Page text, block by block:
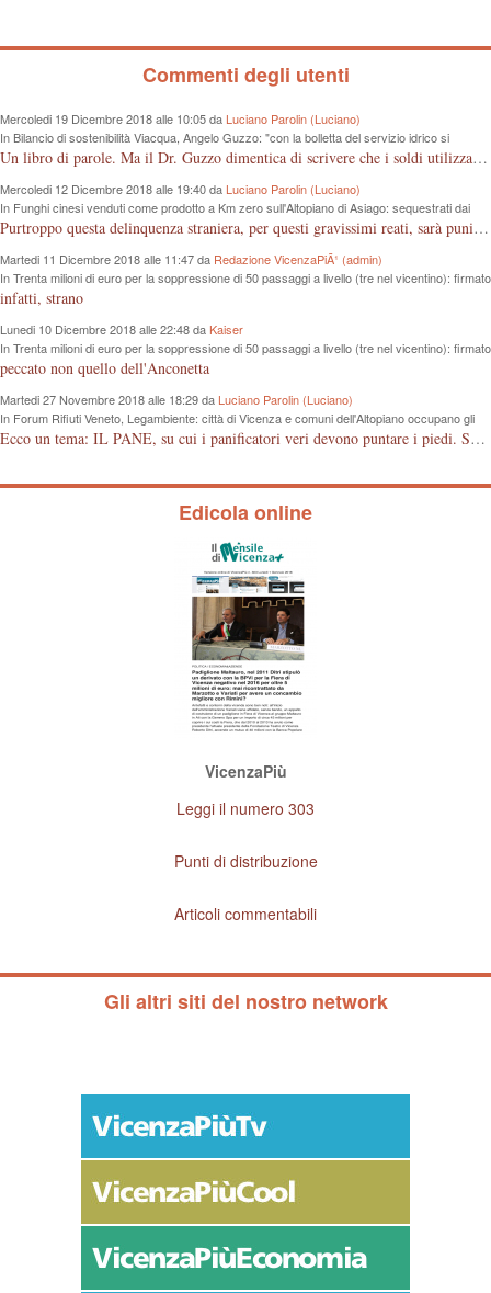
Commenti degli utenti
Mercoledi 19 Dicembre 2018 alle 10:05 da Luciano Parolin (Luciano)
In Bilancio di sostenibilità Viacqua, Angelo Guzzo: "con la bolletta del servizio idrico si
proteggono i fiumi dall'inquinamento"
Un libro di parole. Ma il Dr. Guzzo dimentica di scrivere che i soldi utilizzati sono quelli dei cittadini, in questo caso consumatori, che pagano tutto dalla fognatura, alle sedi "ergonomiche", all'IVA. Almeno un grazie ai contribuenti Vicentini!
Mercoledi 12 Dicembre 2018 alle 19:40 da Luciano Parolin (Luciano)
In Funghi cinesi venduti come prodotto a Km zero sull'Altopiano di Asiago: sequestrati dai
Forestali 100 Kg da 8 mila euro
Purtroppo questa delinquenza straniera, per questi gravissimi reati, sarà punita "forse" e solo come frode commerciale. La colpa è nostra che compriamo cineserie, senza sapere leggere un marchio o controllare le etichette, loro, quelli dell'est "Europei" ci sguazzano con i nostri prodotti, vanno e vengono dal confine con la roba nostra, ma nessuno controlla...poverini ! Mala tempora currunt.
Martedi 11 Dicembre 2018 alle 11:47 da Redazione VicenzaPiÃ¹ (admin)
In Trenta milioni di euro per la soppressione di 50 passaggi a livello (tre nel vicentino): firmato
protocollo d’intesa tra Regione e Rfi
infatti, strano
Lunedi 10 Dicembre 2018 alle 22:48 daKaiser
In Trenta milioni di euro per la soppressione di 50 passaggi a livello (tre nel vicentino): firmato
protocollo d’intesa tra Regione e Rfi
peccato non quello dell'Anconetta
Martedi 27 Novembre 2018 alle 18:29 da Luciano Parolin (Luciano)
In Forum Rifiuti Veneto, Legambiente: città di Vicenza e comuni dell'Altopiano occupano gli
ultimi posti nella raccolta differenziata
Ecco un tema: IL PANE, su cui i panificatori veri devono puntare i piedi. Se il pane è fresco vuol dire di giornata. Il consumatore deve avere la garanzia dell'acquisto, il controllo deve avvenire anche da parte delle associazioni di categoria che devono proteggere gli artigiani onesti, anche se pagato qualcosa in più. Grazie.
Edicola online
VicenzaPiù
Leggi il numero 303
Punti di distribuzione
Articoli commentabili
Gli altri siti del nostro network